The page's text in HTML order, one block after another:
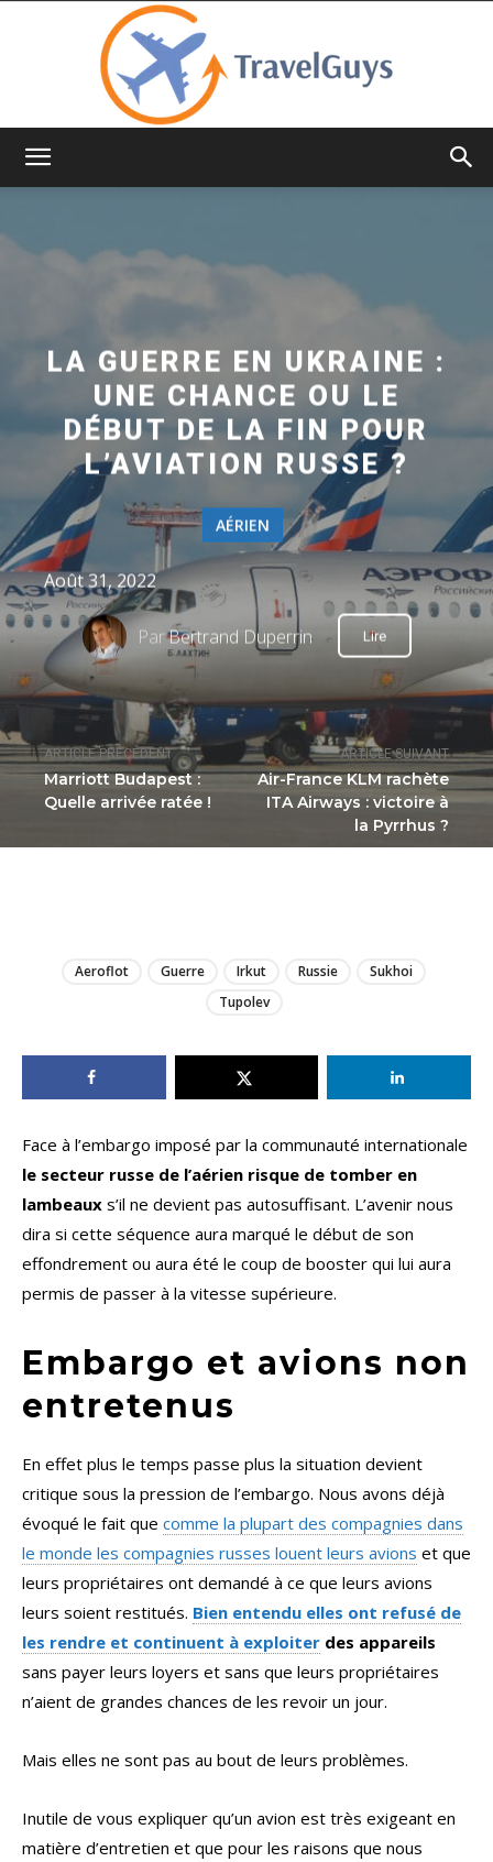
ARTICLE PRÉCÉDENT
Marriott Budapest :
Quelle arrivée ratée !
ARTICLE SUIVANT
Air-France KLM rachète
ITA Airways : victoire à
la Pyrrhus ?
LA GUERRE EN UKRAINE :
UNE CHANCE OU LE
DÉBUT DE LA FIN POUR
L’AVIATION RUSSE ?
AÉRIEN
Août 31, 2022
ParBertrand Duperrin Lire
Aeroflot Guerre Irkut Russie
Sukhoi
Tupolev
Face à l’embargo imposé par la communauté internationale
le secteur russe de l’aérien risque de tomber en
lambeaux s’il ne devient pas autosuffisant. L’avenir nous
dira si cette séquence aura marqué le début de son
effondrement ou aura été le coup de booster qui lui aura
permis de passer à la vitesse supérieure.
Embargo et avions non
entretenus
En effet plus le temps passe plus la situation devient
critique sous la pression de l’embargo. Nous avons déjà
évoqué le fait que comme la plupart des compagnies dans
le monde les compagnies russes louent leurs avions et que
leurs propriétaires ont demandé à ce que leurs avions
leurs soient restitués. Bien entendu elles ont refusé de
les rendre et continuent à exploiter des appareils
sans payer leurs loyers et sans que leurs propriétaires
n’aient de grandes chances de les revoir un jour.
Mais elles ne sont pas au bout de leurs problèmes.
Inutile de vous expliquer qu’un avion est très exigeant en
matière d’entretien et que pour les raisons que nous